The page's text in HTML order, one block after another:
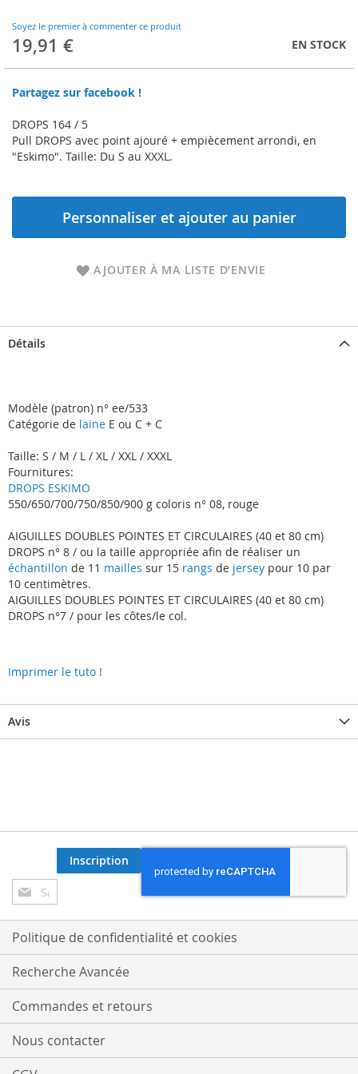
Soyez le premier à commenter ce produit
19,91 € EN STOCK
Partagez sur facebook !
DROPS 164 / 5
Pull DROPS avec point ajouré + empiècement arrondi, en
"Eskimo". Taille: Du S au XXXL.
Personnaliser et ajouter au panier
AJOUTER À MA LISTE D’ENVIE
beginning
of
the
gallery
Détails
Modèle (patron) n° ee/533
Catégorie de laine E ou C + C
Taille: S / M / L / XL / XXL / XXXL
Fournitures:
DROPS ESKIMO
550/650/700/750/850/900 g coloris n° 08, rouge
AIGUILLES DOUBLES POINTES ET CIRCULAIRES (40 et 80 cm)
DROPS n° 8 / ou la taille appropriée afin de réaliser un
échantillon de 11 mailles sur 15 rangs de jersey pour 10 par
10 centimètres.
AIGUILLES DOUBLES POINTES ET CIRCULAIRES (40 et 80 cm)
DROPS n°7 / pour les côtes/le col.
Imprimer le tuto !
Avis
Inscription
à
notre
lettre
d’information
:
Inscription
Politique de confidentialité et cookies
Recherche Avancée
Commandes et retours
Nous contacter